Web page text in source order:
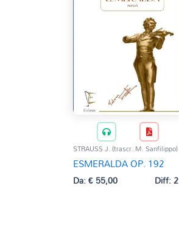
STRAUSS J. (trascr. M. Sanfilippo)
ESMERALDA OP. 192
Da:€55,00 Diff: 2